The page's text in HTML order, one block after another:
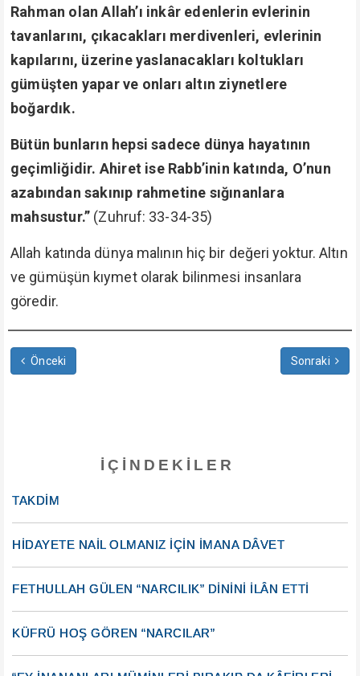
Rahman olan Allah’ı inkâr edenlerin evlerinin
tavanlarını, çıkacakları merdivenleri, evlerinin
kapılarını, üzerine yaslanacakları koltukları
gümüşten yapar ve onları altın ziynetlere
boğardık.
Bütün bunların hepsi sadece dünya hayatının
geçimliğidir. Ahiret ise Rabb’inin katında, O’nun
azabından sakınıp rahmetine sığınanlara
mahsustur.” (Zuhruf: 33-34-35)
Allah katında dünya malının hiç bir değeri yoktur. Altın
ve gümüşün kıymet olarak bilinmesi insanlara
göredir.
Önceki Sonraki
İÇINDEKILER
TAKDİM
HİDAYETE NAİL OLMANIZ İÇİN İMANA DÂVET
FETHULLAH GÜLEN “NARCILIK” DİNİNİ İLÂN ETTİ
KÜFRÜ HOŞ GÖREN “NARCILAR”